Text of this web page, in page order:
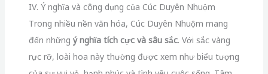
IV. Ý nghĩa và công dụng của Cúc Duyên Nhuộm
Trong nhiều nền văn hóa, Cúc Duyên Nhuộm mang
đến những ý nghĩa tích cực và sâu sắc. Với sắc vàng
rực rỡ, loài hoa này thường được xem như biểu tượng